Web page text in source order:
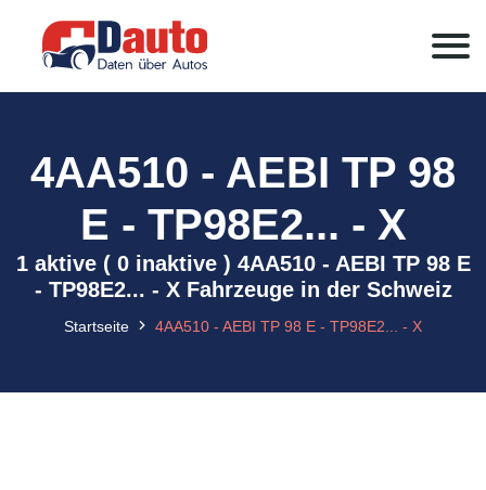
4AA510 - AEBI TP 98
E - TP98E2... - X
1 aktive ( 0 inaktive ) 4AA510 - AEBI TP 98 E
- TP98E2... - X Fahrzeuge in der Schweiz
Startseite 4AA510 - AEBI TP 98 E - TP98E2... - X